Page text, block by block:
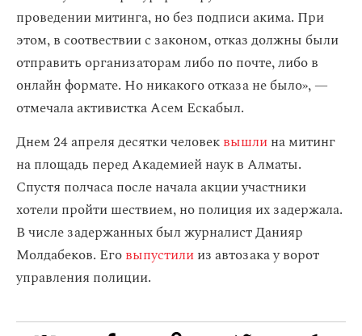
проведении митинга, но без подписи акима. При
этом, в соотвествии с законом, отказ должны были
отправить организаторам либо по почте, либо в
онлайн формате. Но никакого отказа не было», —
отмечала активистка Асем Ескабыл.
Днем 24 апреля десятки человеквышлина митинг
на площадь перед Академией наук в Алматы.
Спустя полчаса после начала акции участники
хотели пройти шествием, но полиция их задержала.
В числе задержанных был журналист Данияр
Молдабеков. Еговыпустилииз автозака у ворот
управления полиции.